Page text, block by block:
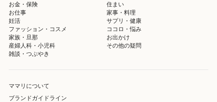
お金・保険
住まい
お仕事
家事・料理
妊活
サプリ・健康
ファッション・コスメ
ココロ・悩み
家族・旦那
お出かけ
産婦人科・小児科
その他の疑問
雑談・つぶやき
ママリについて
ブランドガイドライン